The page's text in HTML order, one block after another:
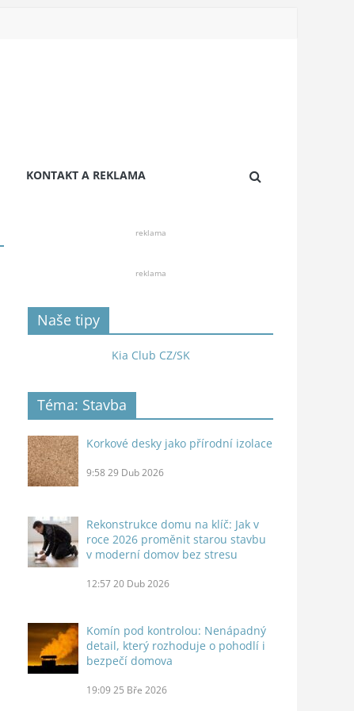
KONTAKT A REKLAMA
reklama
reklama
Naše tipy
Kia Club CZ/SK
Téma: Stavba
Korkové desky jako přírodní izolace
9:58 29 Dub 2026
Rekonstrukce domu na klíč: Jak v
roce 2026 proměnit starou stavbu
v moderní domov bez stresu
12:57 20 Dub 2026
Komín pod kontrolou: Nenápadný
detail, který rozhoduje o pohodlí i
bezpečí domova
19:09 25 Bře 2026